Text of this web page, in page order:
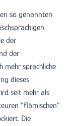
so genannten
der
der
mehr sprachliche
dieses
seit mehr als
“flämischen”
Die